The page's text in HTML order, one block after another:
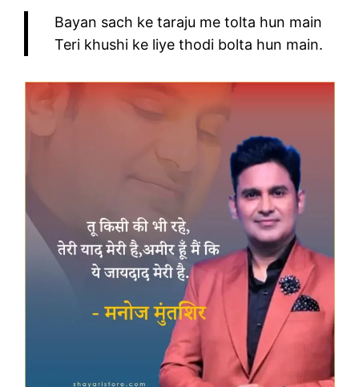
Bayan sach ke taraju me tolta hun main
Teri khushi ke liye thodi bolta hun main.